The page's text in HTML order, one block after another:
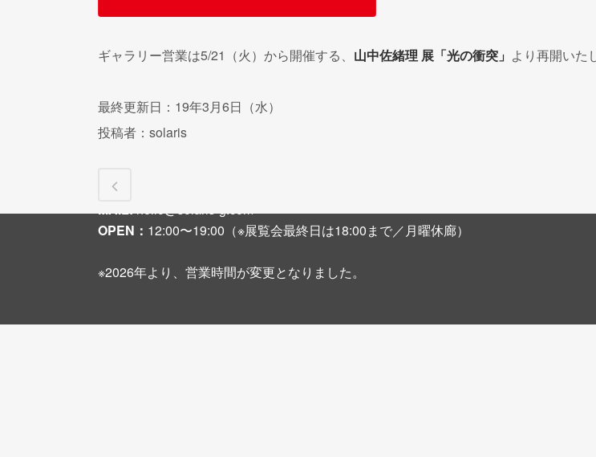
ギャラリー営業は5/21（火）から開催する、 山中佐緒理 展「光の衝突」 より再開いた
最終更新日：19年3月6日（水）
投稿者：solaris
TEL + FAX :
MAIL:hello@solaris-g.com
OPEN： 12:00〜19:00（※展覧会最終日は18:00まで／月曜休廊）
※2026年より、営業時間が変更となりました。